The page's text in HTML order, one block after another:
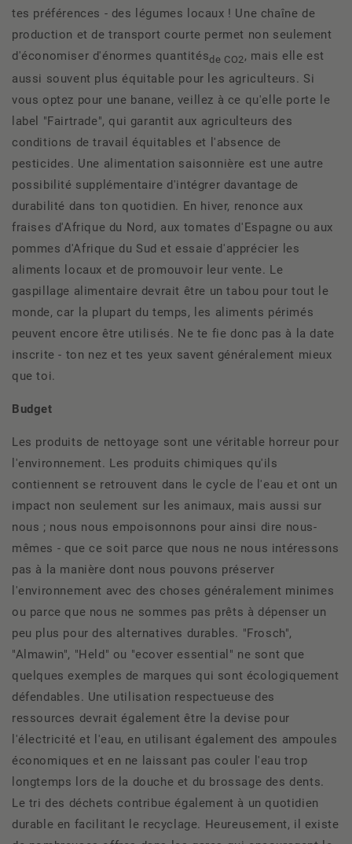
tes préférences - des légumes locaux ! Une chaîne de
production et de transport courte permet non seulement
d'économiser d'énormes quantitésde CO2, mais elle est
aussi souvent plus équitable pour les agriculteurs. Si
vous optez pour une banane, veillez à ce qu'elle porte le
label "Fairtrade", qui garantit aux agriculteurs des
conditions de travail équitables et l'absence de
pesticides. Une alimentation saisonnière est une autre
possibilité supplémentaire d'intégrer davantage de
durabilité dans ton quotidien. En hiver, renonce aux
fraises d'Afrique du Nord, aux tomates d'Espagne ou aux
pommes d'Afrique du Sud et essaie d'apprécier les
aliments locaux et de promouvoir leur vente. Le
gaspillage alimentaire devrait être un tabou pour tout le
monde, car la plupart du temps, les aliments périmés
peuvent encore être utilisés. Ne te fie donc pas à la date
inscrite - ton nez et tes yeux savent généralement mieux
que toi.
Budget
Les produits de nettoyage sont une véritable horreur pour
l'environnement. Les produits chimiques qu'ils
contiennent se retrouvent dans le cycle de l'eau et ont un
impact non seulement sur les animaux, mais aussi sur
nous ; nous nous empoisonnons pour ainsi dire nous-
mêmes - que ce soit parce que nous ne nous intéressons
pas à la manière dont nous pouvons préserver
l'environnement avec des choses généralement minimes
ou parce que nous ne sommes pas prêts à dépenser un
peu plus pour des alternatives durables. "Frosch",
"Almawin", "Held" ou "ecover essential" ne sont que
quelques exemples de marques qui sont écologiquement
défendables. Une utilisation respectueuse des
ressources devrait également être la devise pour
l'électricité et l'eau, en utilisant également des ampoules
économiques et en ne laissant pas couler l'eau trop
longtemps lors de la douche et du brossage des dents.
Le tri des déchets contribue également à un quotidien
durable en facilitant le recyclage. Heureusement, il existe